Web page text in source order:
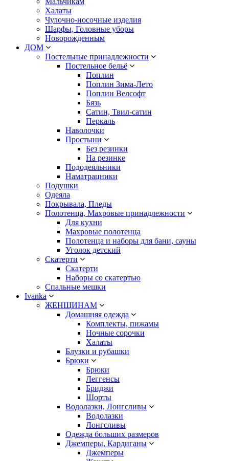
Халаты
Чулочно-носочные изделия
Шарфы, Головные уборы
Новорожденным
ДОМ
Постельные принадлежности
Постельное бельё
Поплин
Поплин Зима-Лето
Поплин Велсофт
Бязь
Сатин, Твил-сатин
Перкаль
Наволочки
Простыни
Без резинки
На резинке
Пододеяльники
Наматрацники
Подушки
Одеяла
Покрывала, Пледы
Полотенца, Махровые принадлежности
Для кухни
Махровые полотенца
Полотенца и наборы для бани, сауны
Уголок детский
Скатерти
Скатерти
Наборы со скатертью
Спальные мешки
Ivanka
ЖЕНЩИНАМ
Домашняя одежда
Комплекты, пижамы
Ночные сорочки
Халаты
Блузки и рубашки
Брюки
Брюки
Леггенсы
Бриджи
Шорты
Водолазки, Лонгсливы
Водолазки
Лонгсливы
Одежда больших размеров
Джемперы, Кардиганы
Джемперы